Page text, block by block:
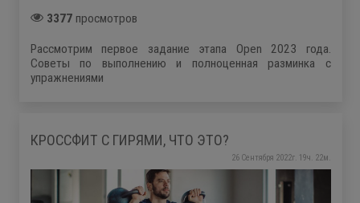
3377 просмотров
Рассмотрим первое задание этапа Open 2023 года.
Советы по выполнению и полноценная разминка с
упражнениями
КРОССФИТ С ГИРЯМИ, ЧТО ЭТО?
26 Сентября 2022г. 19ч. 22м.